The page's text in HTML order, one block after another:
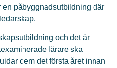
en påbyggnadsutbildning där
och det är
lärare ska
dem det första året innan